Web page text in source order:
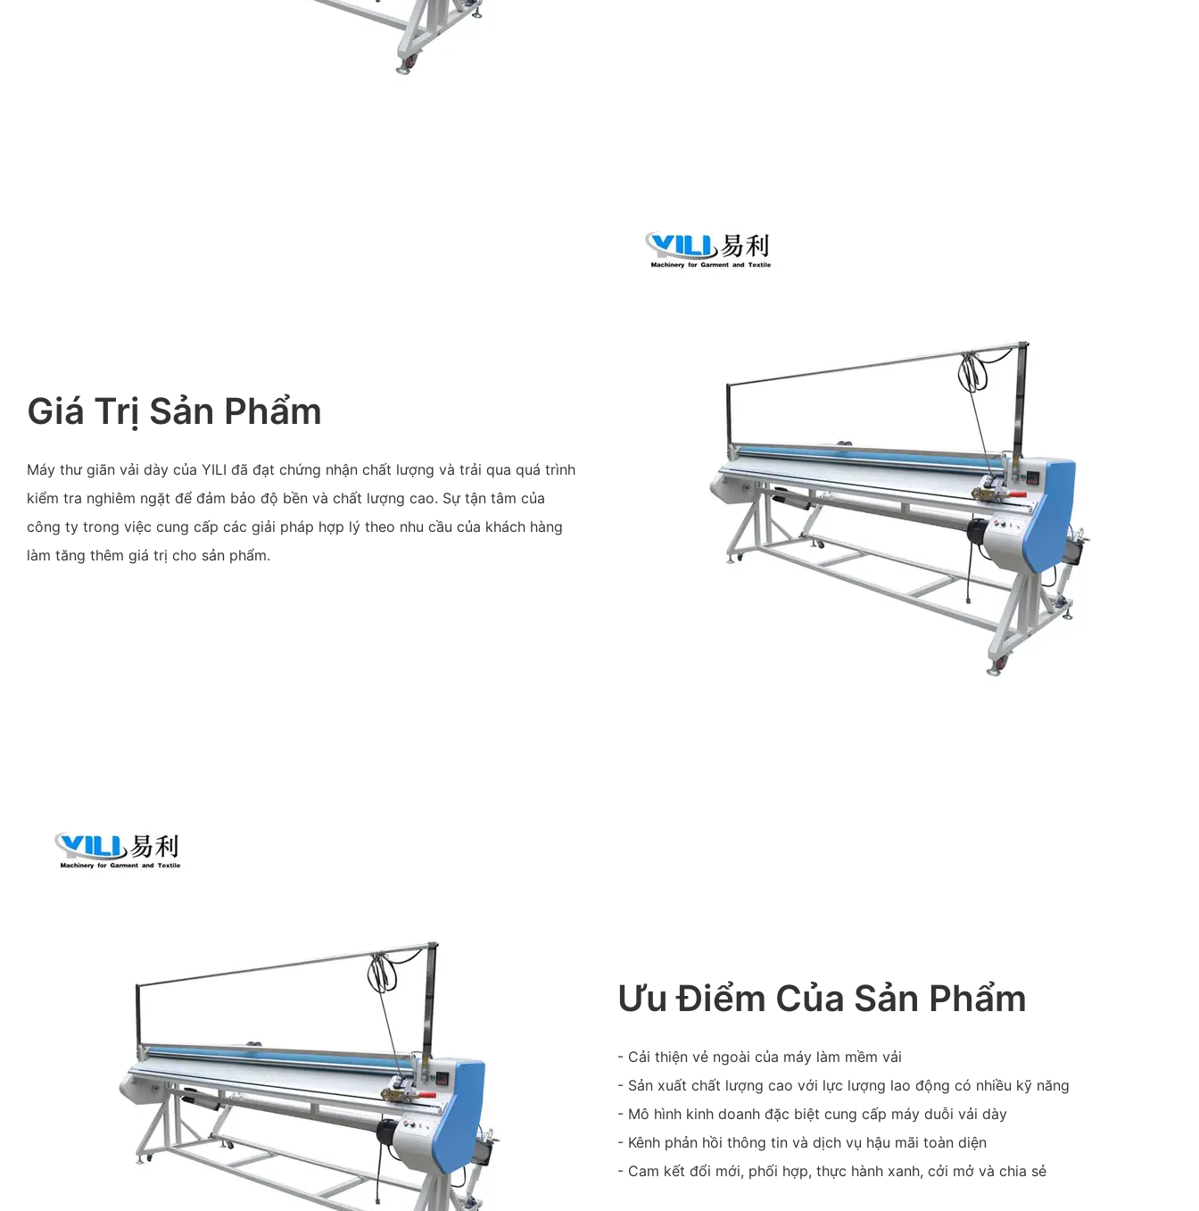
Giá Trị Sản Phẩm
Máy thư giãn vải dày của YILI đã đạt chứng nhận chất lượng và trải qua quá trình
kiểm tra nghiêm ngặt để đảm bảo độ bền và chất lượng cao. Sự tận tâm của
công ty trong việc cung cấp các giải pháp hợp lý theo nhu cầu của khách hàng
làm tăng thêm giá trị cho sản phẩm.
Ưu Điểm Của Sản Phẩm
- Cải thiện vẻ ngoài của máy làm mềm vải
- Sản xuất chất lượng cao với lực lượng lao động có nhiều kỹ năng
- Mô hình kinh doanh đặc biệt cung cấp máy duỗi vải dày
- Kênh phản hồi thông tin và dịch vụ hậu mãi toàn diện
- Cam kết đổi mới, phối hợp, thực hành xanh, cởi mở và chia sẻ